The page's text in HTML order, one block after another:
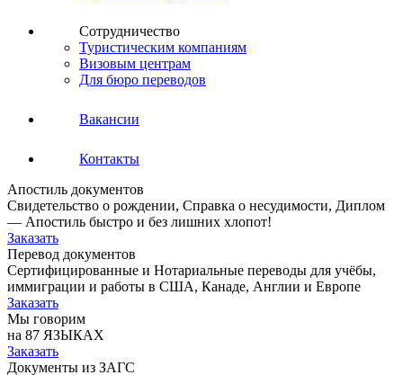
Сотрудничество
Туристическим компаниям
Визовым центрам
Для бюро переводов
Вакансии
Контакты
Апостиль документов
Свидетельство о рождении, Справка о несудимости, Диплом
— Апостиль быстро и без лишних хлопот!
Заказать
Перевод документов
Сертифицированные и Нотариальные переводы для учёбы,
иммиграции и работы в США, Канаде, Англии и Европе
Заказать
Мы говорим
на 87 ЯЗЫКАХ
Заказать
Документы из ЗАГС